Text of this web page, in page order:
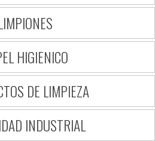
HIGIENICO
DE LIMPIEZA
INDUSTRIAL